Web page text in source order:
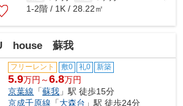
1-2階 / 1K / 28.22㎡
house 蘇我
フリーレント 敷0 礼0 新築
5.9万円～6.8万円
京葉線 「蘇我 」駅 徒歩15分
京成千原線 「大森台 」駅 徒歩24分